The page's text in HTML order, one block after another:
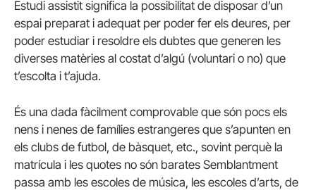
Estudi assistit significa la possibilitat de disposar d’un
espai preparat i adequat per poder fer els deures, per
poder estudiar i resoldre els dubtes que generen les
diverses matèries al costat d’algú (voluntari o no) que
t’escolta i t’ajuda.
És una dada fàcilment comprovable que són pocs els
nens i nenes de famílies estrangeres que s’apunten en
els clubs de futbol, de bàsquet, etc., sovint perquè la
matrícula i les quotes no són barates Semblantment
passa amb les escoles de música, les escoles d’arts, de